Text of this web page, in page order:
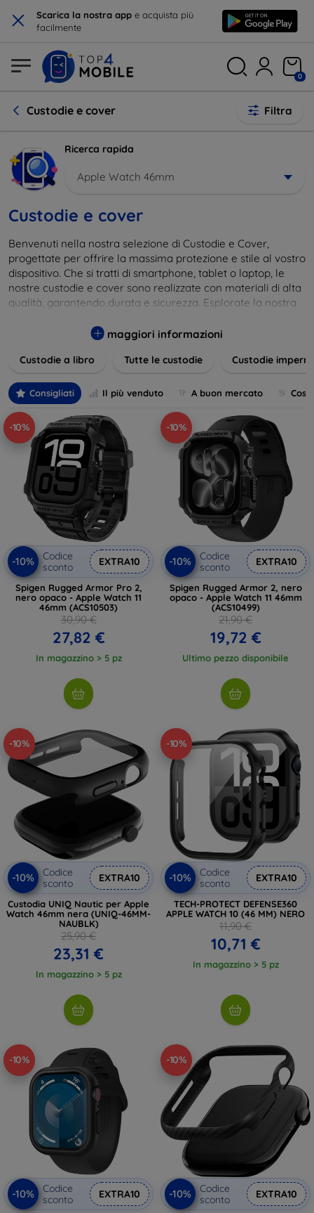
× Scarica la nostra app e acquista più
facilmente
0
Custodie e cover Filtra
Ricerca rapida
Apple Watch 46mm
Custodie e cover
Benvenuti nella nostra selezione di Custodie e Cover,
progettate per offrire la massima protezione e stile al vostro
dispositivo. Che si tratti di smartphone, tablet o laptop, le
nostre custodie e cover sono realizzate con materiali di alta
qualità, garantendo durata e sicurezza. Esplorate la nostra
esigenza e gusto. Proteggete il vostro dispositivo con le
maggiori informazioni
Custodie a libro Tutte le custodie Custodie
Consigliati Il più venduto A buon mercato
-10%
-10%
Codice
sconto
EXTRA10
Spigen Rugged Armor Pro 2,
nero opaco - Apple Watch 11
46mm (ACS10503)
30,90 €
27,82 €
In magazzino > 5 pz
-10%
-10%
Codice
sconto
EXTRA10
Spigen Rugged Armor 2, nero
opaco - Apple Watch 11 46mm
(ACS10499)
21,90 €
19,72 €
Ultimo pezzo disponibile
-10%
-10%
Codice
sconto
EXTRA10
Custodia UNIQ Nautic per Apple
Watch 46mm nera (UNIQ-46MM-
NAUBLK)
25,90 €
23,31 €
In magazzino > 5 pz
-10%
-10%
Codice
sconto
EXTRA10
TECH-PROTECT DEFENSE360
APPLE WATCH 10 (46 MM) NERO
11,90 €
10,71 €
In magazzino > 5 pz
-10%
-10%
Codice
sconto
EXTRA10
-10%
-10%
Codice
sconto
EXTRA10